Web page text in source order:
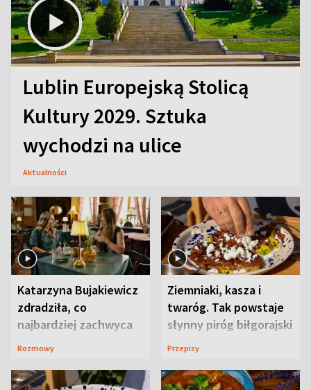
Lublin Europejską Stolicą
Kultury 2029. Sztuka
wychodzi na ulice
Aktualności
Katarzyna Bujakiewicz
zdradziła, co
najbardziej zachwyca
ją w Lublinie
Rozmowy
Ziemniaki, kasza i
twaróg. Tak powstaje
słynny piróg biłgorajski
Przepisy